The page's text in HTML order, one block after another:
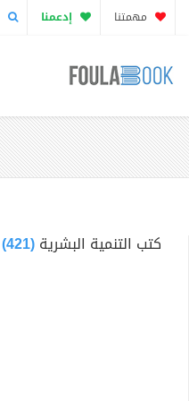
مهمتنا إدعمنا
كتب التنمية البشرية(421)